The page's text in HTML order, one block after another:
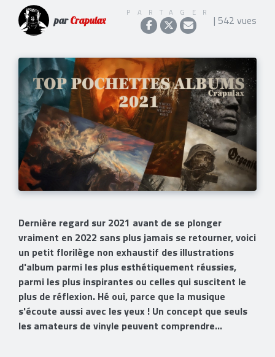
parCrapulax
PARTAGER
| 542 vues
Dernière regard sur 2021 avant de se plonger
vraiment en 2022 sans plus jamais se retourner, voici
un petit florilège non exhaustif des illustrations
d'album parmi les plus esthétiquement réussies,
parmi les plus inspirantes ou celles qui suscitent le
plus de réflexion. Hé oui, parce que la musique
s'écoute aussi avec les yeux ! Un concept que seuls
les amateurs de vinyle peuvent comprendre...